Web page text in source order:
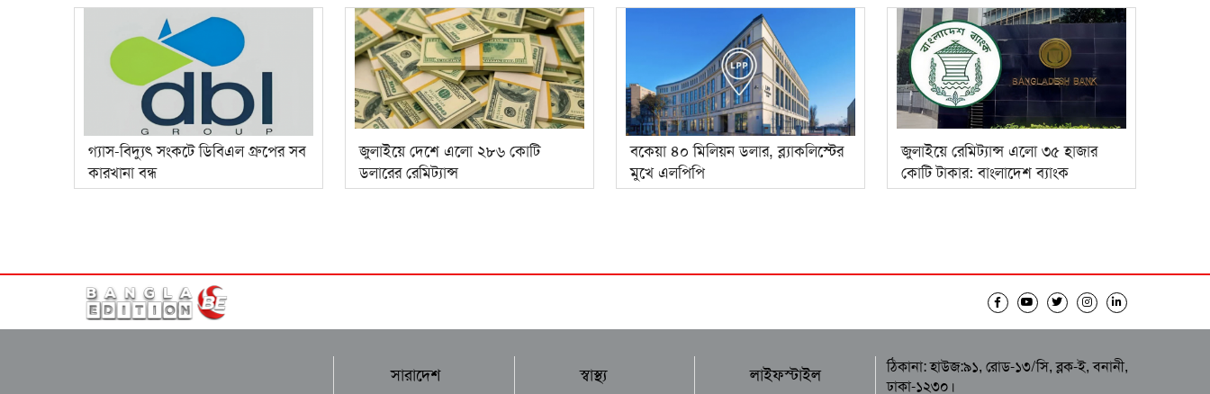
গ্যাস-বিদ্যুৎ সংকটে ডিবিএল গ্রুপের সব
কারখানা বন্ধ
জুলাইয়ে দেশে এলো ২৮৬ কোটি
ডলারের রেমিট্যান্স
বকেয়া ৪০ মিলিয়ন ডলার, ব্ল্যাকলিস্টের
মুখে এলপিপি
জুলাইয়ে রেমিট্যান্স এলো ৩৫ হাজার
কোটি টাকার: বাংলাদেশ ব্যাংক
সারাদেশ স্বাস্থ্য লাইফস্টাইল
ঠিকানা: হাউজ:৯১, রোড-১৩/সি, ব্লক-ই, বনানী,
ঢাকা-১২৩০।